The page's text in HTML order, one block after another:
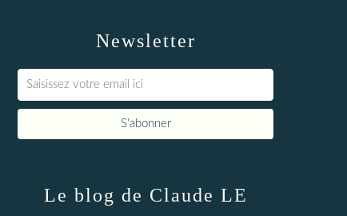
Newsletter
Le blog de Claude LE